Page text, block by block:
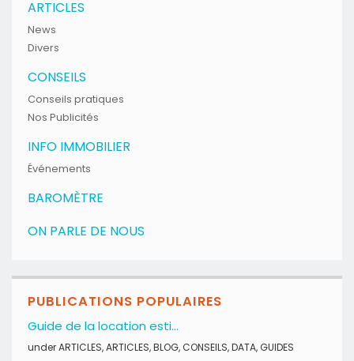
ARTICLES
News
Divers
CONSEILS
Conseils pratiques
Nos Publicités
INFO IMMOBILIER
Événements
BAROMÈTRE
ON PARLE DE NOUS
PUBLICATIONS POPULAIRES
Guide de la location esti...
underARTICLES,ARTICLES,BLOG,CONSEILS,DATA,GUIDES